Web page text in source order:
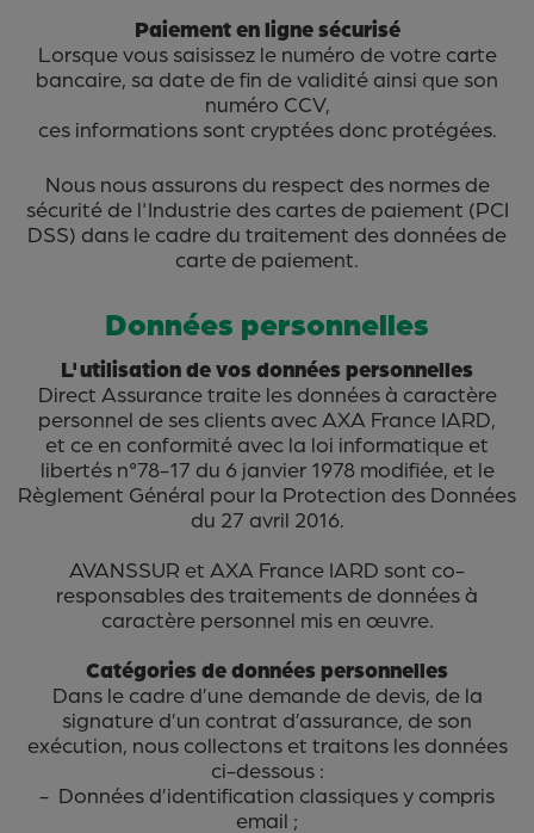
Paiement en ligne sécurisé
Lorsque vous saisissez le numéro de votre carte
bancaire, sa date de fin de validité ainsi que son
numéro CCV,
ces informations sont cryptées donc protégées.
Nous nous assurons du respect des normes de
sécurité de l'Industrie des cartes de paiement (PCI
DSS) dans le cadre du traitement des données de
carte de paiement.
Données personnelles
L'utilisation de vos données personnelles
Direct Assurance traite les données à caractère
personnel de ses clients avec AXA France IARD,
et ce en conformité avec la loi informatique et
libertés n°78-17 du 6 janvier 1978 modifiée, et le
Règlement Général pour la Protection des Données
du 27 avril 2016.
AVANSSUR et AXA France IARD sont co-
responsables des traitements de données à
caractère personnel mis en œuvre.
Catégories de données personnelles
Dans le cadre d’une demande de devis, de la
signature d’un contrat d’assurance, de son
exécution, nous collectons et traitons les données
ci-dessous :
- Données d’identification classiques y compris
email ;